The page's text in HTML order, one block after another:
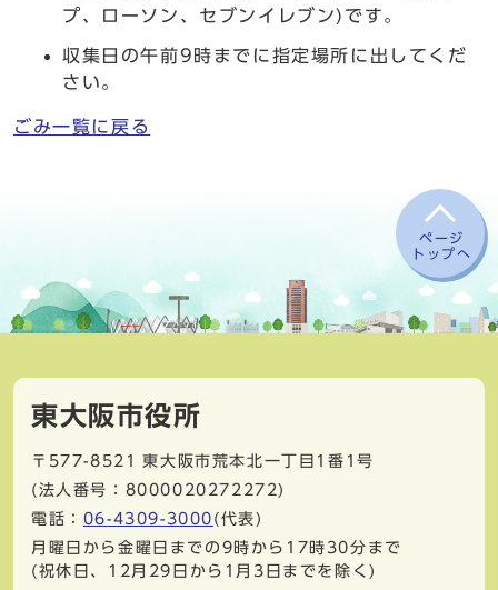
プ、ローソン、セブンイレブン)です。
収集日の午前9時までに指定場所に出してくだ
さい。
ごみ一覧に戻る
ページ
トップへ
東大阪市役所
〒577-8521
東大阪市荒本北一丁目1番1号
(法人番号：8000020272272)
電話： 06-4309-3000 (代表)
月曜日から金曜日までの9時から17時30分まで
(祝休日、12月29日から1月3日までを除く)